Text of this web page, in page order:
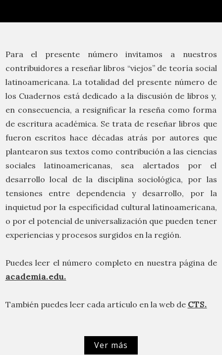
Para el presente número invitamos a nuestros
contribuidores a reseñar libros “viejos” de teoría social
latinoamericana. La totalidad del presente número de
los Cuadernos está dedicado a la discusión de libros y,
en consecuencia, a resignificar la reseña como forma
de escritura académica. Se trata de reseñar libros que
fueron escritos hace décadas atrás por autores que
plantearon sus textos como contribución a las ciencias
sociales latinoamericanas, sea alertados por el
desarrollo local de la disciplina sociológica, por las
tensiones entre dependencia y desarrollo, por la
inquietud por la especificidad cultural latinoamericana,
o por el potencial de universalización que pueden tener
experiencias y procesos surgidos en la región.
Puedes leer el número completo en nuestra página de
academia.edu.
También puedes leer cada artículo en la web de CTS.
Ver más